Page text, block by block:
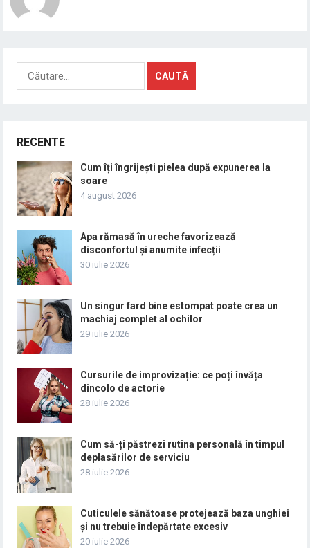
Caută
după:
RECENTE
Cum îți îngrijești pielea după expunerea la
soare
4 august 2026
Apa rămasă în ureche favorizează
disconfortul și anumite infecții
30 iulie 2026
Un singur fard bine estompat poate crea un
machiaj complet al ochilor
29 iulie 2026
Cursurile de improvizație: ce poți învăța
dincolo de actorie
28 iulie 2026
Cum să-ți păstrezi rutina personală în timpul
deplasărilor de serviciu
28 iulie 2026
Cuticulele sănătoase protejează baza unghiei
și nu trebuie îndepărtate excesiv
20 iulie 2026